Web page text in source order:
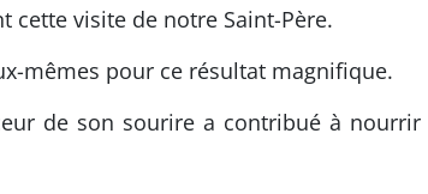
cette visite de notre Saint-Père.
mêmes pour ce résultat magnifique.
de son sourire a contribué à